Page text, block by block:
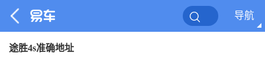
导航
途胜4s准确地址